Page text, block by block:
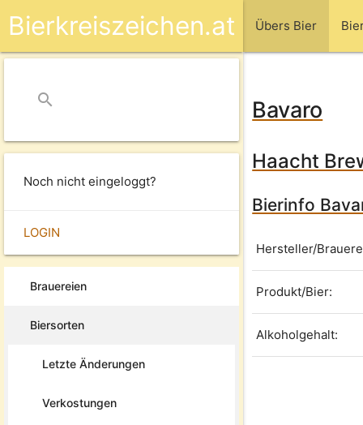
Übers Bier
Bierkreiszeichen.at
search
Noch nicht eingeloggt?
LOGIN
Brauereien
Biersorten
Letzte Änderungen
Verkostungen
Bavaro
Haacht
Bierinfo
Hersteller/
Produkt/Bier:
Alkoholgehalt: